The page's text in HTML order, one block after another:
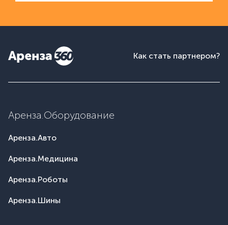
Как стать партнером?
Аренза.Оборудование
Аренза.Авто
Аренза.Медицина
Аренза.Роботы
Аренза.Шины